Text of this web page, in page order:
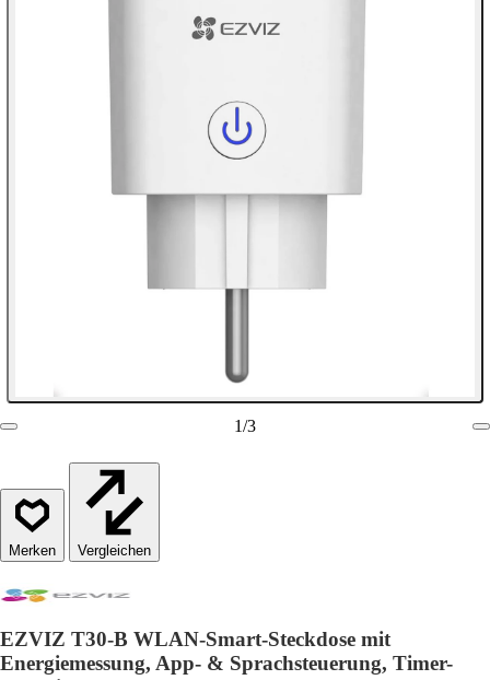
1/3
Vergleichen
EZVIZ T30-B WLAN-Smart-Steckdose mit
Energiemessung, App- & Sprachsteuerung, Timer-